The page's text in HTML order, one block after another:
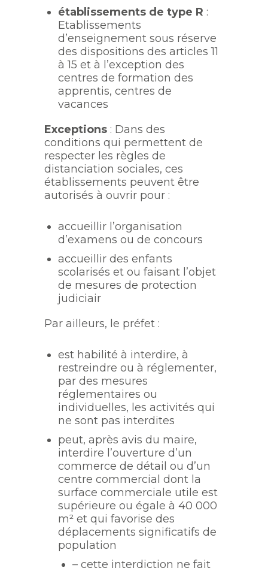
établissements de type R :
Etablissements
d’enseignement sous réserve
des dispositions des articles 11
à 15 et à l’exception des
centres de formation des
apprentis, centres de
vacances
Exceptions : Dans des
conditions qui permettent de
respecter les règles de
distanciation sociales, ces
établissements peuvent être
autorisés à ouvrir pour :
accueillir l’organisation
d’examens ou de concours
accueillir des enfants
scolarisés et ou faisant l’objet
de mesures de protection
judiciair
Par ailleurs, le préfet :
est habilité à interdire, à
restreindre ou à réglementer,
par des mesures
réglementaires ou
individuelles, les activités qui
ne sont pas interdites
peut, après avis du maire,
interdire l’ouverture d’un
commerce de détail ou d’un
centre commercial dont la
surface commerciale utile est
supérieure ou égale à 40 000
m² et qui favorise des
déplacements significatifs de
population
– cette interdiction ne fait